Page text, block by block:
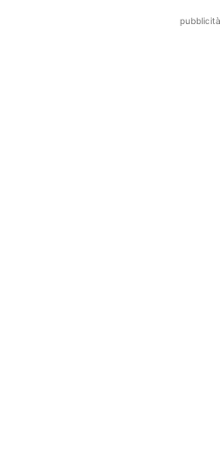
pubblicità